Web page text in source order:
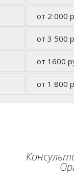
от 2 000
от 3 500
от 1600
от 1 800